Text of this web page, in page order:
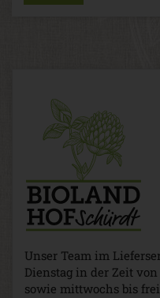
Unser Team im
Dienstag in der Zeit
sowie mittwochs bis